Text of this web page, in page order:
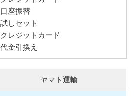
口座振替
しセット
クレジットカード
代金引換え
ヤマト運輸